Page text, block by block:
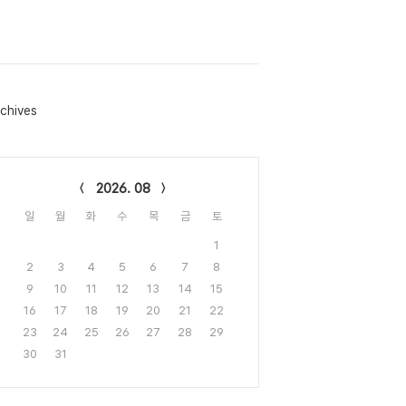
2026. 08
일 월 화 수 목 금 토
1
2
3 4 5 6 7
8
9
10 11 12 13 14
15
16
17 18 19 20 21
22
23
24 25 26 27 28
29
30
31